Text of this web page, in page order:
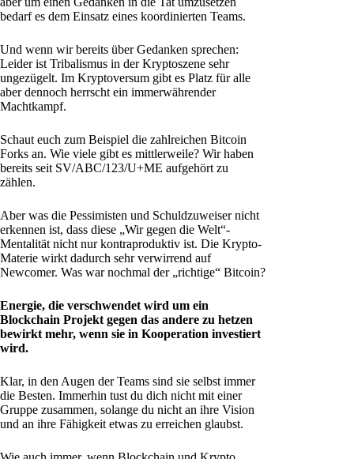
bedarf es dem Einsatz eines koordinierten Teams.
Und wenn wir bereits über Gedanken sprechen:
Leider ist Tribalismus in der Kryptoszene sehr
ungezügelt. Im Kryptoversum gibt es Platz für alle
aber dennoch herrscht ein immerwährender
Machtkampf.
Schaut euch zum Beispiel die zahlreichen Bitcoin
Forks an. Wie viele gibt es mittlerweile? Wir haben
bereits seit SV/ABC/123/U+ME aufgehört zu
zählen.
Aber was die Pessimisten und Schuldzuweiser nicht
erkennen ist, dass diese „Wir gegen die Welt“-
Mentalität nicht nur kontraproduktiv ist. Die Krypto-
Materie wirkt dadurch sehr verwirrend auf
Newcomer. Was war nochmal der „richtige“ Bitcoin?
Energie, die verschwendet wird um ein
Blockchain Projekt gegen das andere zu hetzen
bewirkt mehr, wenn sie in Kooperation investiert
wird.
Klar, in den Augen der Teams sind sie selbst immer
die Besten. Immerhin tust du dich nicht mit einer
Gruppe zusammen, solange du nicht an ihre Vision
und an ihre Fähigkeit etwas zu erreichen glaubst.